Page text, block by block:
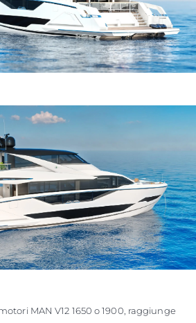
MAN V12 1650 o 1900, raggiunge